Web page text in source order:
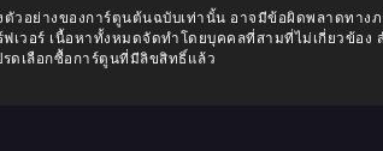
ตัวอย่างของการ์ตูนต้นฉบับเท่านั้น อาจมีข้อผิดพลาดทาง
ฟเวอร์ เนื้อหาทั้งหมดจัดทำโดยบุคคลที่สามที่ไม่เกี่ยวข้อง
รดเลือกซื้อการ์ตูนที่มีลิขสิทธิ์แล้ว